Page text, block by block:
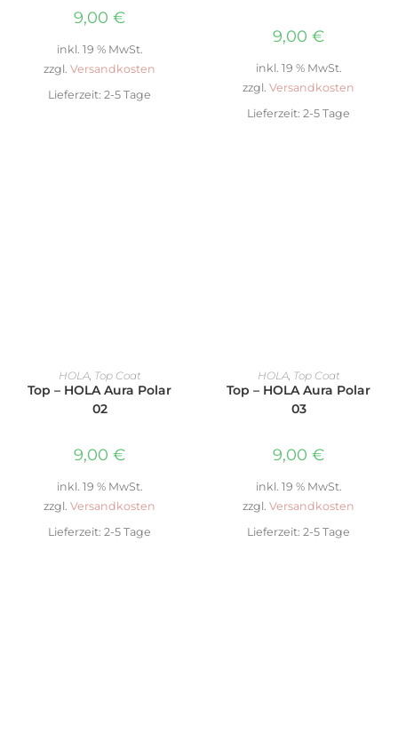
9,00 €
inkl. 19 % MwSt.
zzgl. Versandkosten
Lieferzeit: 2-5 Tage
9,00 €
inkl. 19 % MwSt.
zzgl. Versandkosten
Lieferzeit: 2-5 Tage
IN DEN WARENKORB
HOLA, Top Coat
Top – HOLA Aura Polar
02
9,00 €
inkl. 19 % MwSt.
zzgl. Versandkosten
Lieferzeit: 2-5 Tage
IN DEN WARENKORB
HOLA, Top Coat
Top – HOLA Aura Polar
03
9,00 €
inkl. 19 % MwSt.
zzgl. Versandkosten
Lieferzeit: 2-5 Tage